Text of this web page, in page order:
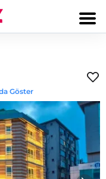
Göster